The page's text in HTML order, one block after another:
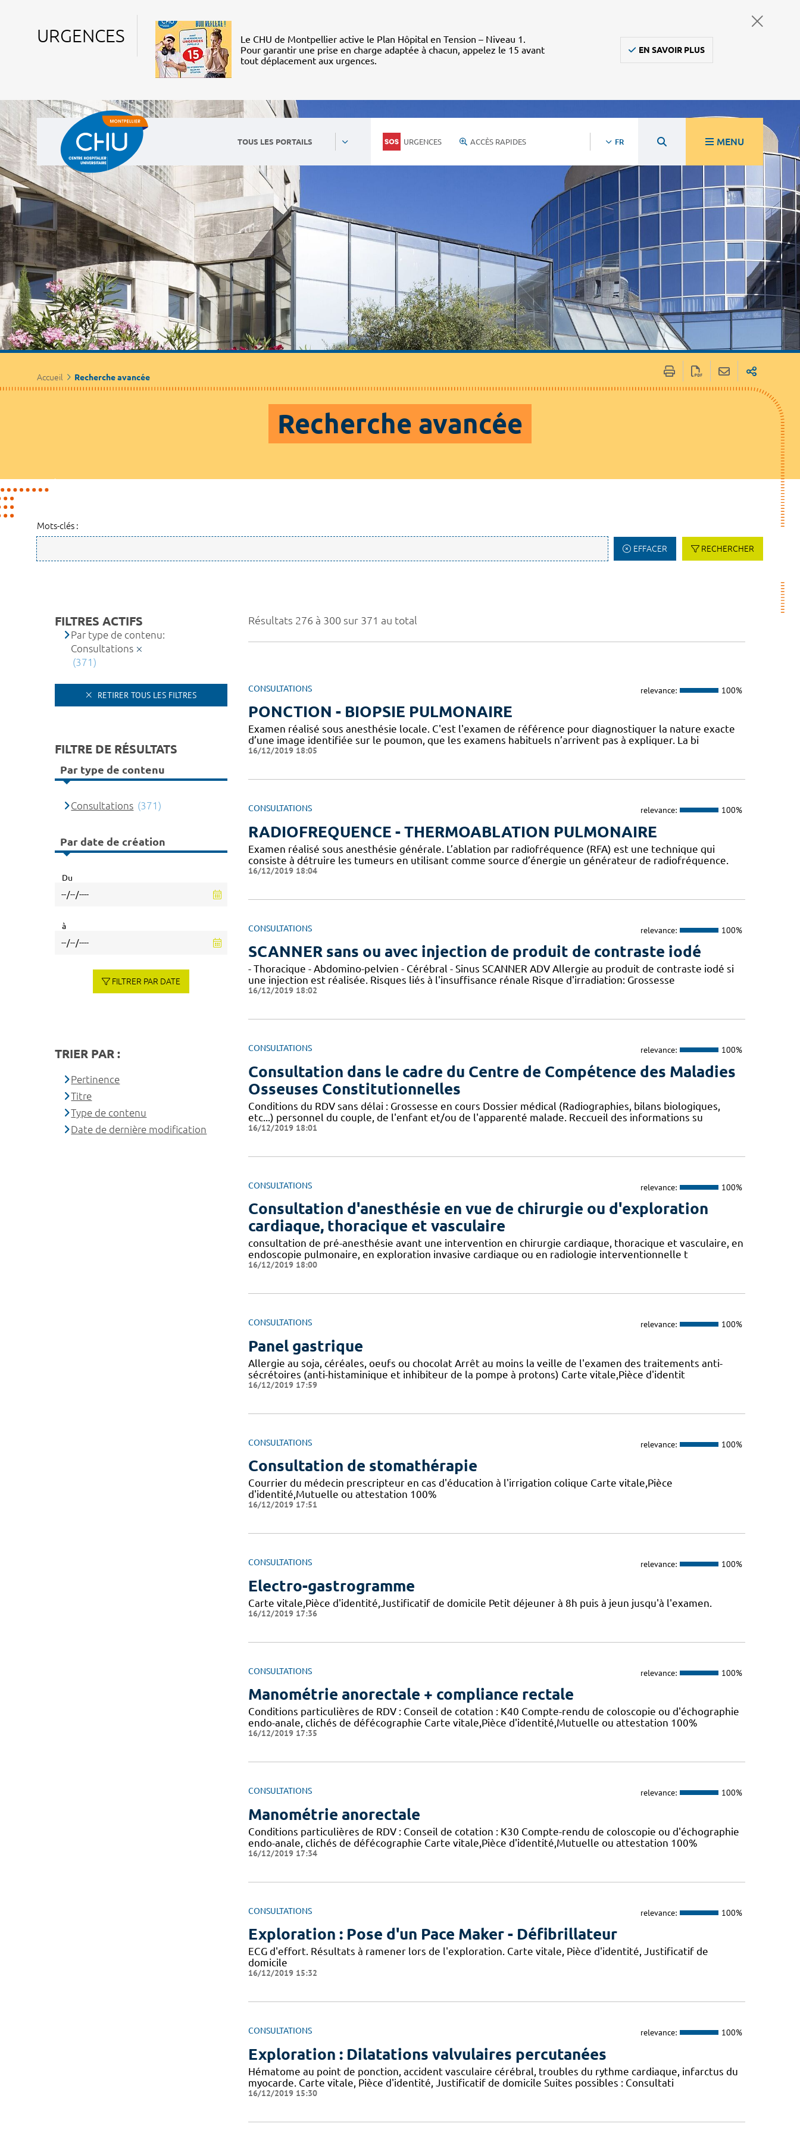
URGENCES
Le CHU de Montpellier active le Plan Hôpital en Tension – Niveau 1.
Pour garantir une prise en charge adaptée à chacun, appelez le 15 avant
tout déplacement aux urgences.
EN SAVOIR PLUS
TOUS LES PORTAILS URGENCES ACCÈS RAPIDES FR MENU
Accueil Recherche avancée
Recherche avancée
Mots-clés :
EFFACER RECHERCHER
Résultats 276 à 300 sur 371 au total
CONSULTATIONS relevance: 100%
PONCTION - BIOPSIE PULMONAIRE
Examen réalisé sous anesthésie locale. C'est l'examen de référence pour diagnostiquer la nature exacte
d’une image identifiée sur le poumon, que les examens habituels n’arrivent pas à expliquer. La bi
16/12/2019 18:05
CONSULTATIONS relevance: 100%
RADIOFREQUENCE - THERMOABLATION PULMONAIRE
Examen réalisé sous anesthésie générale. L’ablation par radiofréquence (RFA) est une technique qui
consiste à détruire les tumeurs en utilisant comme source d’énergie un générateur de radiofréquence.
16/12/2019 18:04
CONSULTATIONS relevance: 100%
SCANNER sans ou avec injection de produit de contraste iodé
- Thoracique - Abdomino-pelvien - Cérébral - Sinus SCANNER ADV Allergie au produit de contraste iodé si
une injection est réalisée. Risques liés à l'insuffisance rénale Risque d'irradiation: Grossesse
16/12/2019 18:02
CONSULTATIONS relevance: 100%
Consultation dans le cadre du Centre de Compétence des Maladies
Osseuses Constitutionnelles
Conditions du RDV sans délai : Grossesse en cours Dossier médical (Radiographies, bilans biologiques,
etc...) personnel du couple, de l'enfant et/ou de l'apparenté malade. Reccueil des informations su
16/12/2019 18:01
CONSULTATIONS relevance: 100%
Consultation d'anesthésie en vue de chirurgie ou d'exploration
cardiaque, thoracique et vasculaire
consultation de pré-anesthésie avant une intervention en chirurgie cardiaque, thoracique et vasculaire, en
endoscopie pulmonaire, en exploration invasive cardiaque ou en radiologie interventionnelle t
16/12/2019 18:00
CONSULTATIONS relevance: 100%
Panel gastrique
Allergie au soja, céréales, oeufs ou chocolat Arrêt au moins la veille de l'examen des traitements anti-
sécrétoires (anti-histaminique et inhibiteur de la pompe à protons) Carte vitale,Pièce d'identit
16/12/2019 17:59
CONSULTATIONS relevance: 100%
Consultation de stomathérapie
Courrier du médecin prescripteur en cas d'éducation à l'irrigation colique Carte vitale,Pièce
d'identité,Mutuelle ou attestation 100%
16/12/2019 17:51
CONSULTATIONS relevance: 100%
Electro-gastrogramme
Carte vitale,Pièce d'identité,Justificatif de domicile Petit déjeuner à 8h puis à jeun jusqu'à l'examen.
16/12/2019 17:36
CONSULTATIONS relevance: 100%
Manométrie anorectale + compliance rectale
Conditions particulières de RDV : Conseil de cotation : K40 Compte-rendu de coloscopie ou d'échographie
endo-anale, clichés de défécographie Carte vitale,Pièce d'identité,Mutuelle ou attestation 100%
16/12/2019 17:35
CONSULTATIONS relevance: 100%
Manométrie anorectale
Conditions particulières de RDV : Conseil de cotation : K30 Compte-rendu de coloscopie ou d'échographie
endo-anale, clichés de défécographie Carte vitale,Pièce d'identité,Mutuelle ou attestation 100%
16/12/2019 17:34
CONSULTATIONS relevance: 100%
Exploration : Pose d'un Pace Maker - Défibrillateur
ECG d'effort. Résultats à ramener lors de l'exploration. Carte vitale, Pièce d'identité, Justificatif de
domicile
16/12/2019 15:32
CONSULTATIONS relevance: 100%
Exploration : Dilatations valvulaires percutanées
Hématome au point de ponction, accident vasculaire cérébral, troubles du rythme cardiaque, infarctus du
myocarde. Carte vitale, Pièce d'identité, Justificatif de domicile Suites possibles : Consultati
16/12/2019 15:30
FILTRES ACTIFS
Par type de contenu:
Consultations
(371)
RETIRER TOUS LES FILTRES
FILTRE DE RÉSULTATS
Par type de contenu
Consultations (371)
Par date de création
Du
à
FILTRER PAR DATE
TRIER PAR :
Pertinence
Titre
Type de contenu
Date de dernière modification